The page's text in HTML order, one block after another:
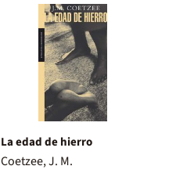
La edad de hierro
Coetzee, J. M.